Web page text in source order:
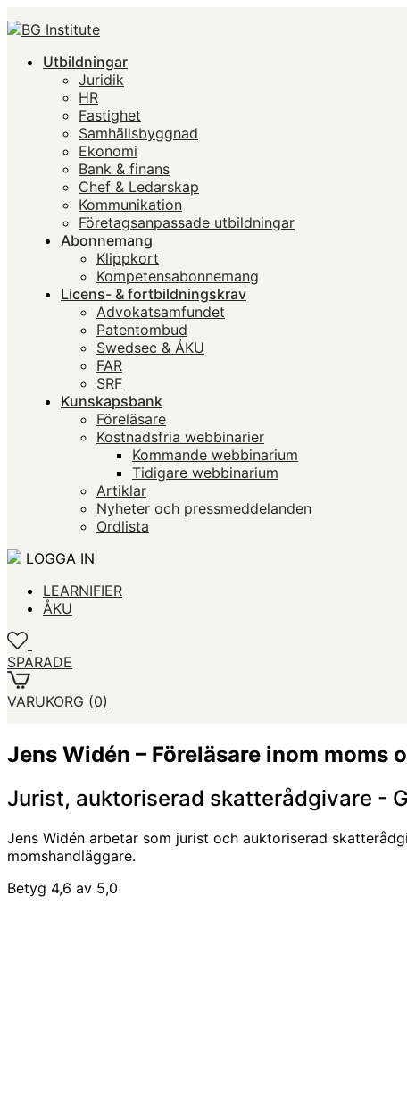
Utbildningar
Juridik
HR
Fastighet
Samhällsbyggnad
Ekonomi
Bank & finans
Chef & Ledarskap
Kommunikation
Företagsanpassade utbildningar
Abonnemang
Klippkort
Kompetensabonnemang
Licens- & fortbildningskrav
Advokatsamfundet
Patentombud
Swedsec & ÅKU
FAR
SRF
Kunskapsbank
Föreläsare
Kostnadsfria webbinarier
Kommande webbinarium
Tidigare webbinarium
Artiklar
Nyheter och pressmeddelanden
Ordlista
LOGGA IN
LEARNIFIER
ÅKU
SPARADE
VARUKORG (0)
Jens Widén – Föreläsare inom moms
Jurist, auktoriserad skatterådgivare -
Jens Widén arbetar som jurist och auktoriserad
momshandläggare.
Betyg 4,6 av 5,0